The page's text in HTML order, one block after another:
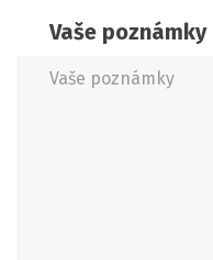
Vaše poznámky